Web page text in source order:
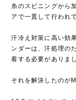
糸のスピニングから
アで一貫して行われ
汗冷え対策に高い効
ンダーは、汗処理の
着する必要がありまし
それを解決したのが